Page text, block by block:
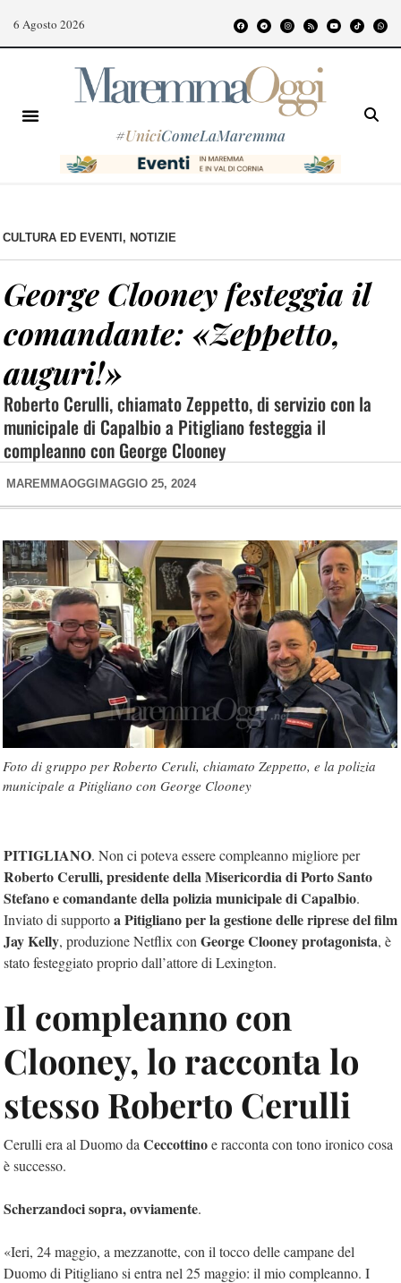
6 Agosto 2026
#UniciComeLaMaremma
CULTURA ED EVENTI , NOTIZIE
George Clooney festeggia il
comandante: «Zeppetto,
auguri!»
Roberto Cerulli, chiamato Zeppetto, di servizio con la
municipale di Capalbio a Pitigliano festeggia il
compleanno con George Clooney
MAREMMAOGGI MAGGIO 25, 2024
Foto di gruppo per Roberto Ceruli, chiamato Zeppetto, e la polizia
municipale a Pitigliano con George Clooney
PITIGLIANO. Non ci poteva essere compleanno migliore per
Roberto Cerulli, presidente della Misericordia di Porto Santo
Stefano e comandante della polizia municipale di Capalbio.
Inviato di supportoa Pitigliano per la gestione delle riprese del film
Jay Kelly, produzione Netflix con George Clooney protagonista, è
stato festeggiato proprio dall’attore di Lexington.
Il compleanno con
Clooney, lo racconta lo
stesso Roberto Cerulli
Cerulli era al Duomo da Ceccottinoe racconta con tono ironico cosa
è successo.
Scherzandoci sopra, ovviamente.
«Ieri, 24 maggio, a mezzanotte, con il tocco delle campane del
Duomo di Pitigliano si entra nel 25 maggio: il mio compleanno. I